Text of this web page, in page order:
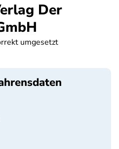
Der
umgesetzt